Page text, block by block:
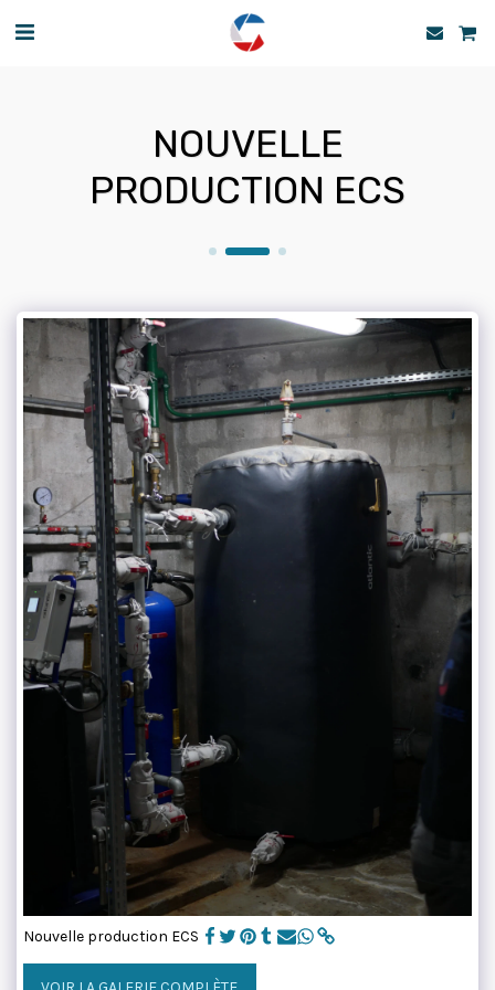
NOUVELLE
PRODUCTION ECS
Nouvelle production ECS